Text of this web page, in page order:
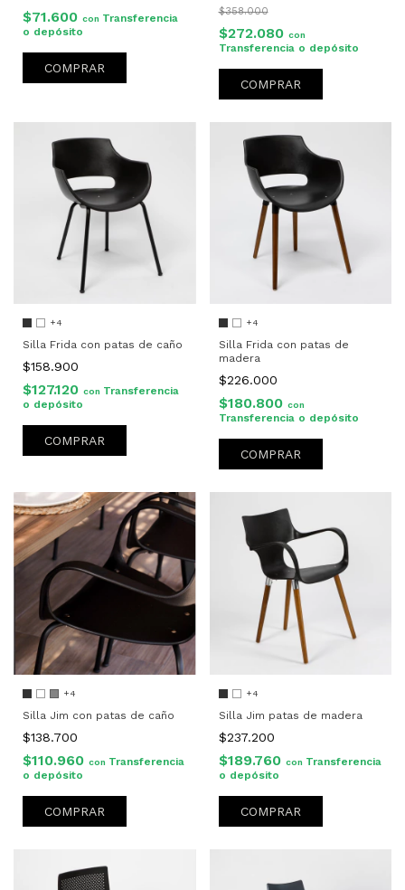
$71.600 con Transferencia
o depósito
COMPRAR
$358.000
$272.080 con
Transferencia o depósito
COMPRAR
+4
Silla Frida con patas de caño
$158.900
$127.120 con Transferencia
o depósito
COMPRAR
+4
Silla Frida con patas de
madera
$226.000
$180.800 con
Transferencia o depósito
COMPRAR
+4
Silla Jim con patas de caño
$138.700
$110.960 con Transferencia
o depósito
COMPRAR
+4
Silla Jim patas de madera
$237.200
$189.760 con Transferencia
o depósito
COMPRAR